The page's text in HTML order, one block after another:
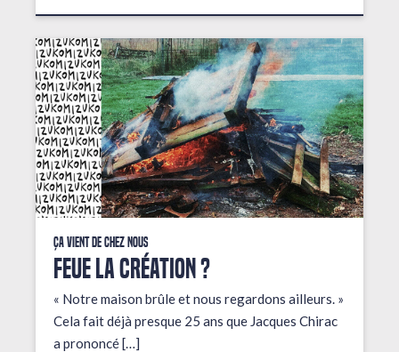
Ça vient de chez nous
FEUE LA CRÉATION ?
« Notre maison brûle et nous regardons ailleurs. »
Cela fait déjà presque 25 ans que Jacques Chirac
a prononcé […]